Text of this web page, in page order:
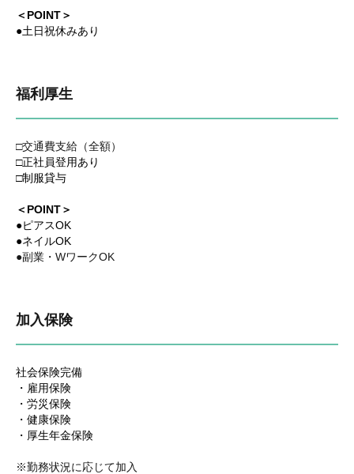
＜POINT＞
●土日祝休みあり
福利厚生
□交通費支給（全額）
□正社員登用あり
□制服貸与
＜POINT＞
●ピアスOK
●ネイルOK
●副業・WワークOK
加入保険
社会保険完備
・雇用保険
・労災保険
・健康保険
・厚生年金保険
※勤務状況に応じて加入